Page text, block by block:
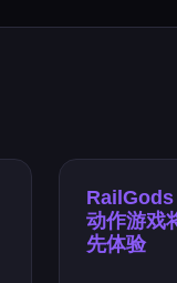
动作游戏
先体验